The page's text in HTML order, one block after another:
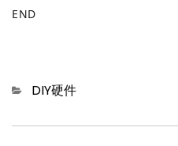
END
Categories
DIY硬件